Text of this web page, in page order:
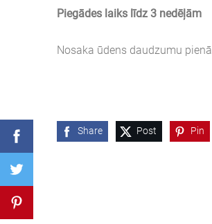
Piegādes laiks līdz 3 nedēļām
Nosaka ūdens daudzumu pienā
Share Post Pin